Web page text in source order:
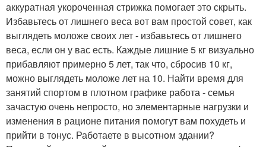
аккуратная укороченная стрижка помогает это скрыть.
Избавьтесь от лишнего веса вот вам простой совет, как
выглядеть моложе своих лет - избавьтесь от лишнего
веса, если он у вас есть. Каждые лишние 5 кг визуально
прибавляют примерно 5 лет, так что, сбросив 10 кг,
можно выглядеть моложе лет на 10. Найти время для
занятий спортом в плотном графике работа - семья
зачастую очень непросто, но элементарные нагрузки и
изменения в рационе питания помогут вам похудеть и
прийти в тонус. Работаете в высотном здании?